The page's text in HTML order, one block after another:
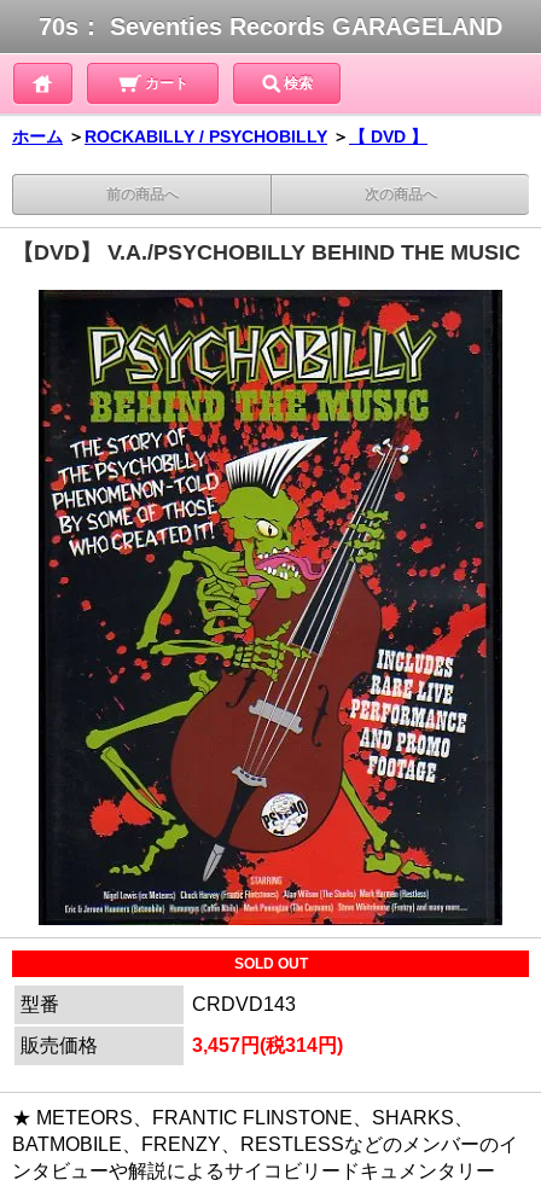
70s： Seventies Records GARAGELAND
カート 検索
ホーム ＞ ROCKABILLY / PSYCHOBILLY ＞ 【 DVD 】
前の商品へ 次の商品へ
【DVD】 V.A./PSYCHOBILLY BEHIND THE MUSIC
SOLD OUT
型番
CRDVD143
販売価格
3,457円(税314円)
★ METEORS、FRANTIC FLINSTONE、SHARKS、
BATMOBILE、FRENZY、RESTLESSなどのメンバーのイ
ンタビューや解説によるサイコビリードキュメンタリー